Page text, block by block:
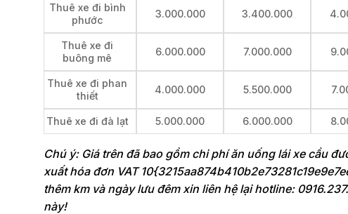
Thuê xe đi bình
phước
3.000.000 3.400.000
Thuê xe đi
buông mê
6.000.000 7.000.000
Thuê xe đi phan
thiết
4.000.000 5.500.000
Thuê xe đi đà lạt 5.000.000 6.000.000
Chú ý: Giá trên đã bao gồm chi phí ăn uống lái xe cầu
xuất hóa đơn VAT
thêm km và ngày lưu đêm xin liên hệ lại hotline:
này!